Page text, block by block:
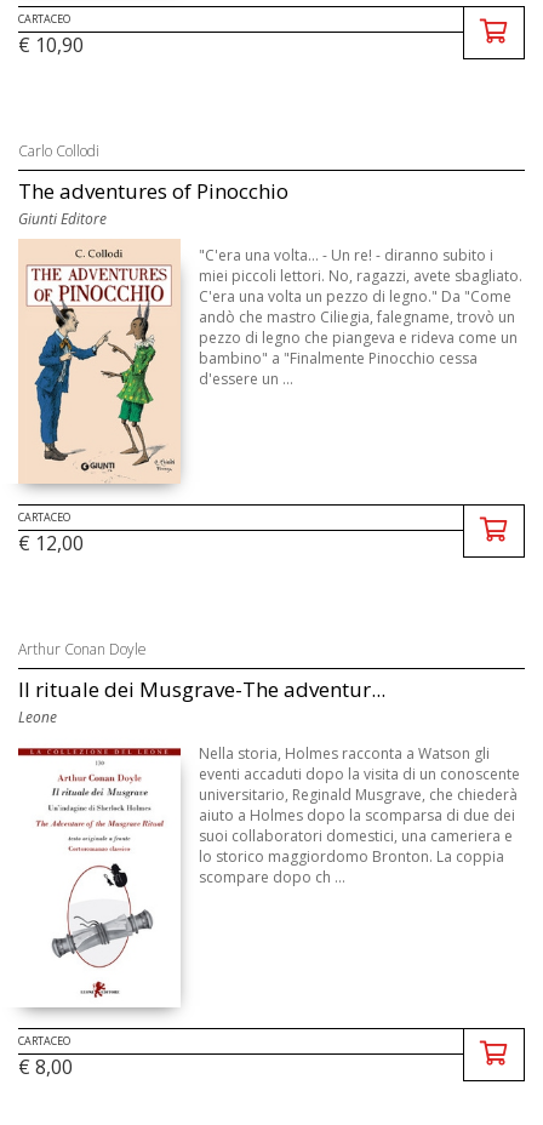
CARTACEO
€ 10,90
Carlo Collodi
The adventures of Pinocchio
Giunti Editore
"C'era una volta... - Un re! - diranno subito i
miei piccoli lettori. No, ragazzi, avete sbagliato.
C'era una volta un pezzo di legno." Da "Come
andò che mastro Ciliegia, falegname, trovò un
pezzo di legno che piangeva e rideva come un
bambino" a "Finalmente Pinocchio cessa
d'essere un ...
CARTACEO
€ 12,00
Arthur Conan Doyle
Il rituale dei Musgrave-The adventur...
Leone
Nella storia, Holmes racconta a Watson gli
eventi accaduti dopo la visita di un conoscente
universitario, Reginald Musgrave, che chiederà
aiuto a Holmes dopo la scomparsa di due dei
suoi collaboratori domestici, una cameriera e
lo storico maggiordomo Bronton. La coppia
scompare dopo ch ...
CARTACEO
€ 8,00